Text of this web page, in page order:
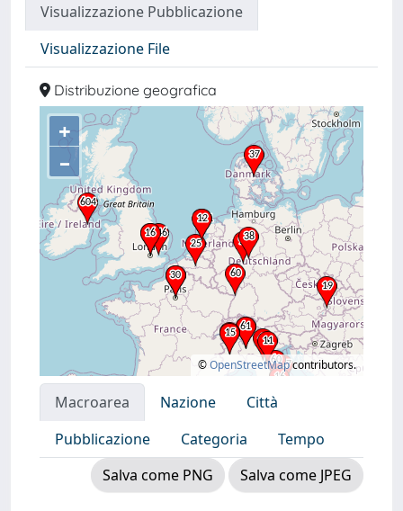
Visualizzazione Pubblicazione
Visualizzazione File
Distribuzione geografica
+
–
©OpenStreetMapcontributors.
Macroarea Nazione
Città
Pubblicazione
Categoria
Tempo
Salva come PNG
Salva come JPEG